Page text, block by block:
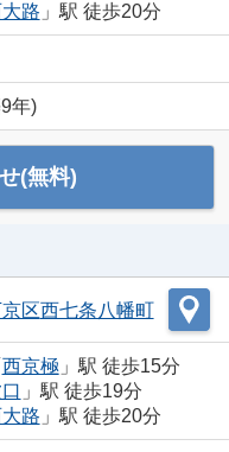
路 」駅 徒歩20分
年)
(無料)
区西七条八幡町
西京極」駅 徒歩15分
」駅 徒歩19分
路 」駅 徒歩20分